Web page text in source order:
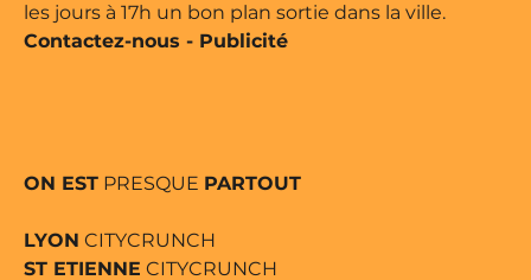
les jours à 17h un bon plan sortie dans la ville.
Contactez-nous - Publicité
ON EST PRESQUE PARTOUT
LYON CITYCRUNCH
ST ETIENNE CITYCRUNCH